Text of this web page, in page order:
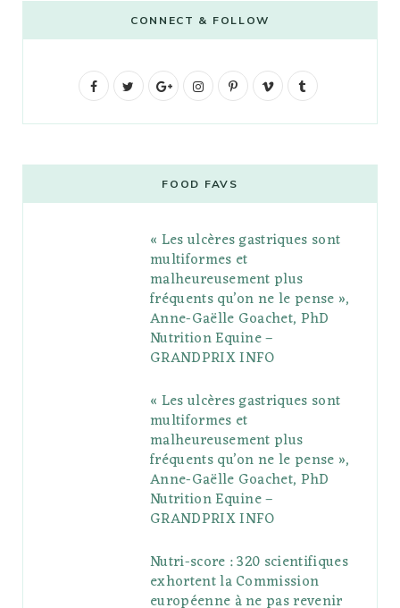
CONNECT & FOLLOW
F
b
t
G
g
l
e
P
l
s
I
t
a
g
r
a
m
P
e
r
e
s
V
o
l
r
FOOD FAVS
« Les ulcères gastriques sont
multiformes et
malheureusement plus
fréquents qu’on ne le pense »,
Anne-Gaëlle Goachet, PhD
Nutrition Equine –
GRANDPRIX INFO
« Les ulcères gastriques sont
multiformes et
malheureusement plus
fréquents qu’on ne le pense »,
Anne-Gaëlle Goachet, PhD
Nutrition Equine –
GRANDPRIX INFO
Nutri-score : 320 scientifiques
exhortent la Commission
européenne à ne pas revenir